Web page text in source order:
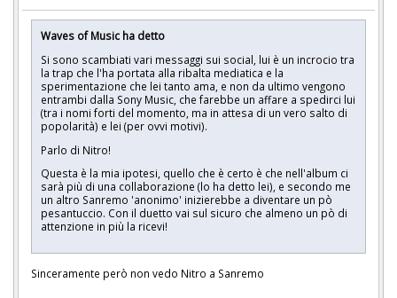
Waves of Music ha detto
Si sono scambiati vari messaggi sui social, lui è un incrocio tra
la trap che l'ha portata alla ribalta mediatica e la
sperimentazione che lei tanto ama, e non da ultimo vengono
entrambi dalla Sony Music, che farebbe un affare a spedirci lui
(tra i nomi forti del momento, ma in attesa di un vero salto di
popolarità) e lei (per ovvi motivi).
Parlo di Nitro!
Questa è la mia ipotesi, quello che è certo è che nell'album ci
sarà più di una collaborazione (lo ha detto lei), e secondo me
un altro Sanremo 'anonimo' inizierebbe a diventare un pò
pesantuccio. Con il duetto vai sul sicuro che almeno un pò di
attenzione in più la ricevi!
Sinceramente però non vedo Nitro a Sanremo